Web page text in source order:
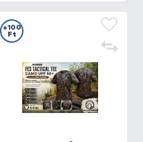
+100
Ft